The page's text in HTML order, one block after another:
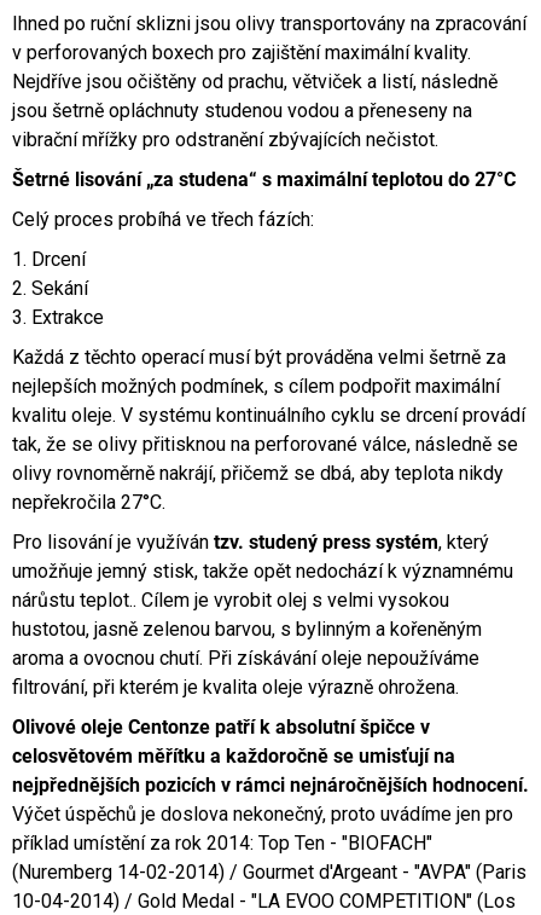
Ihned po ruční sklizni jsou olivy transportovány na zpracování
v perforovaných boxech pro zajištění maximální kvality.
Nejdříve jsou očištěny od prachu, větviček a listí, následně
jsou šetrně opláchnuty studenou vodou a přeneseny na
vibrační mřížky pro odstranění zbývajících nečistot.
Šetrné lisování „za studena“ s maximální teplotou do 27°C
Celý proces probíhá ve třech fázích:
1. Drcení
2. Sekání
3. Extrakce
Každá z těchto operací musí být prováděna velmi šetrně za
nejlepších možných podmínek, s cílem podpořit maximální
kvalitu oleje. V systému kontinuálního cyklu se drcení provádí
tak, že se olivy přitisknou na perforované válce, následně se
olivy rovnoměrně nakrájí, přičemž se dbá, aby teplota nikdy
nepřekročila 27°C.
Pro lisování je využíván tzv. studený press systém, který
umožňuje jemný stisk, takže opět nedochází k významnému
nárůstu teplot.. Cílem je vyrobit olej s velmi vysokou
hustotou, jasně zelenou barvou, s bylinným a kořeněným
aroma a ovocnou chutí. Při získávání oleje nepoužíváme
filtrování, při kterém je kvalita oleje výrazně ohrožena.
Olivové oleje Centonze patří k absolutní špičce v
celosvětovém měřítku a každoročně se umisťují na
nejpřednějších pozicích v rámci nejnáročnějších hodnocení.
Výčet úspěchů je doslova nekonečný, proto uvádíme jen pro
příklad umístění za rok 2014: Top Ten - "BIOFACH"
(Nuremberg 14-02-2014) / Gourmet d'Argeant - "AVPA" (Paris
10-04-2014) / Gold Medal - "LA EVOO COMPETITION" (Los